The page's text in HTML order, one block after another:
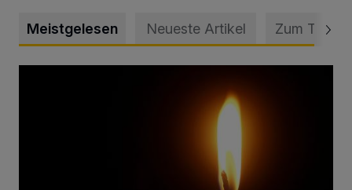
Meistgelesen Neueste Artikel Zum Thema